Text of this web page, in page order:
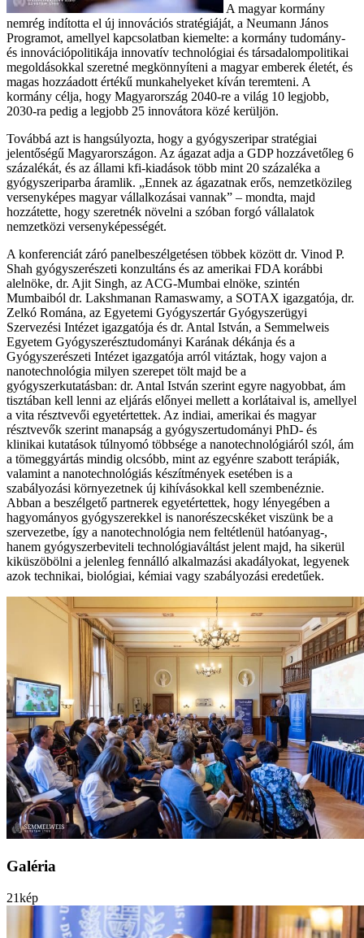
A magyar kormány
nemrég indította el új innovációs stratégiáját, a Neumann János
Programot, amellyel kapcsolatban kiemelte: a kormány tudomány-
és innovációpolitikája innovatív technológiai és társadalompolitikai
megoldásokkal szeretné megkönnyíteni a magyar emberek életét, és
magas hozzáadott értékű munkahelyeket kíván teremteni. A
kormány célja, hogy Magyarország 2040-re a világ 10 legjobb,
2030-ra pedig a legjobb 25 innovátora közé kerüljön.
Továbbá azt is hangsúlyozta, hogy a gyógyszeripar stratégiai
jelentőségű Magyarországon. Az ágazat adja a GDP hozzávetőleg 6
százalékát, és az állami kfi-kiadások több mint 20 százaléka a
gyógyszeriparba áramlik. „Ennek az ágazatnak erős, nemzetközileg
versenyképes magyar vállalkozásai vannak” – mondta, majd
hozzátette, hogy szeretnék növelni a szóban forgó vállalatok
nemzetközi versenyképességét.
A konferenciát záró panelbeszélgetésen többek között dr. Vinod P.
Shah gyógyszerészeti konzultáns és az amerikai FDA korábbi
alelnöke, dr. Ajit Singh, az ACG-Mumbai elnöke, szintén
Mumbaiból dr. Lakshmanan Ramaswamy, a SOTAX igazgatója, dr.
Zelkó Romána, az Egyetemi Gyógyszertár Gyógyszerügyi
Szervezési Intézet igazgatója és dr. Antal István, a Semmelweis
Egyetem Gyógyszerésztudományi Karának dékánja és a
Gyógyszerészeti Intézet igazgatója arról vitáztak, hogy vajon a
nanotechnológia milyen szerepet tölt majd be a
gyógyszerkutatásban: dr. Antal István szerint egyre nagyobbat, ám
tisztában kell lenni az eljárás előnyei mellett a korlátaival is, amellyel
a vita résztvevői egyetértettek. Az indiai, amerikai és magyar
résztvevők szerint manapság a gyógyszertudományi PhD- és
klinikai kutatások túlnyomó többsége a nanotechnológiáról szól, ám
a tömeggyártás mindig olcsóbb, mint az egyénre szabott terápiák,
valamint a nanotechnológiás készítmények esetében is a
szabályozási környezetnek új kihívásokkal kell szembenéznie.
Abban a beszélgető partnerek egyetértettek, hogy lényegében a
hagyományos gyógyszerekkel is nanorészecskéket viszünk be a
szervezetbe, így a nanotechnológia nem feltétlenül hatóanyag-,
hanem gyógyszerbeviteli technológiaváltást jelent majd, ha sikerül
kiküszöbölni a jelenleg fennálló alkalmazási akadályokat, legyenek
azok technikai, biológiai, kémiai vagy szabályozási eredetűek.
Galéria
21kép